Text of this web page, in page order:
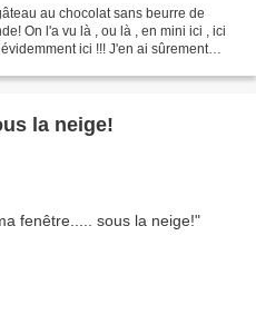
au chocolat sans beurre de
On l'a vu là , ou là , en mini ici , ici
ici !!! J'en ai sûrement
la neige!